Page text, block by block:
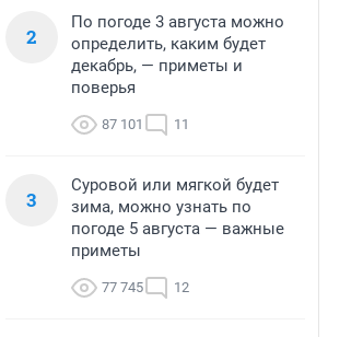
2
По погоде 3 августа можно
определить, каким будет
декабрь, — приметы и
поверья
87 101 11
3
Суровой или мягкой будет
зима, можно узнать по
погоде 5 августа — важные
приметы
77 745 12